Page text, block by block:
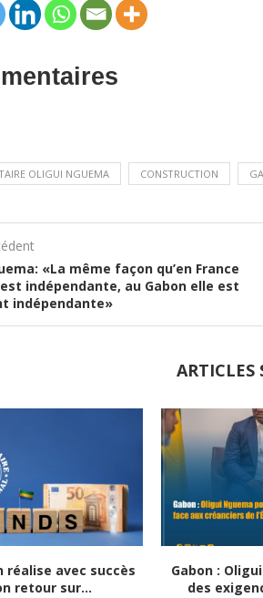
OLIGUI NGUEMA CONSTRUCTION
«La même façon qu’en France
indépendante, au Gabon elle est
indépendante»
ARTICLES
réalise avec succès
retour sur...
Gabon :
des